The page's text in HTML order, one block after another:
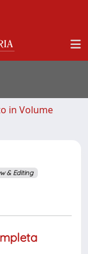
in Volume
& Editing